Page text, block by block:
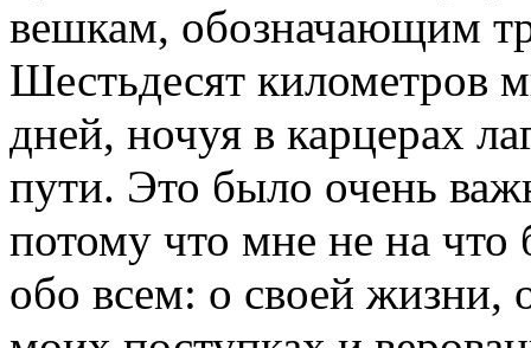
вешкам, обозначающим
Шестьдесят километров
дней, ночуя в карцерах
пути. Это было очень
потому что мне не на что
обо всем: о своей жизни,